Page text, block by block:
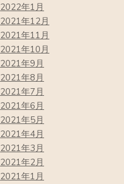
2022年1月
2021年12月
2021年11月
2021年10月
2021年9月
2021年8月
2021年7月
2021年6月
2021年5月
2021年4月
2021年3月
2021年2月
2021年1月